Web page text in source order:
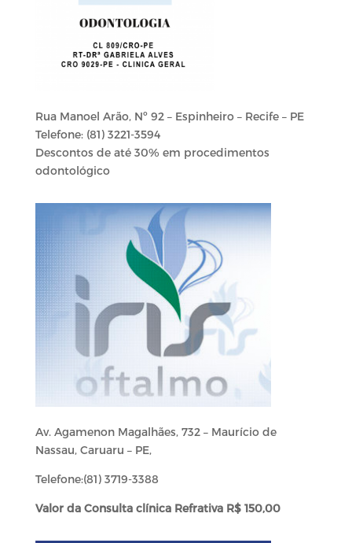
Rua Manoel Arão, Nº 92 – Espinheiro – Recife – PE
Telefone: (81) 3221-3594
Descontos de até 30% em procedimentos
odontológico
Av. Agamenon Magalhães, 732 – Maurício de
Nassau, Caruaru – PE,
Telefone:(81) 3719-3388
Valor da Consulta clínica Refrativa R$ 150,00